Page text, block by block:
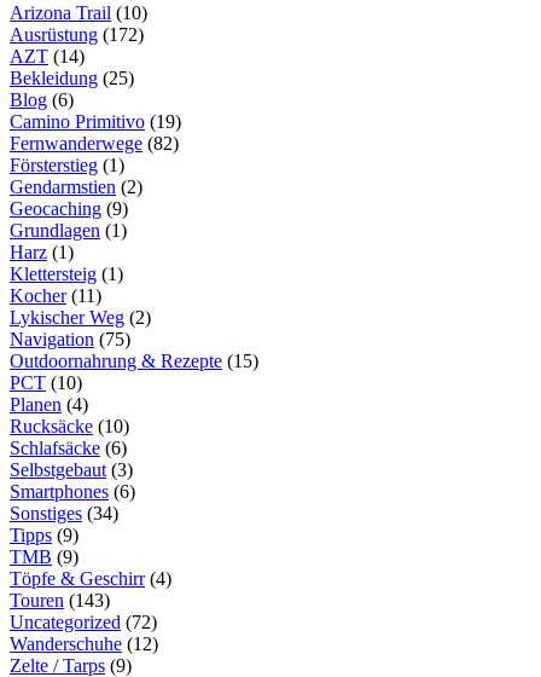
Arizona Trail (10)
Ausrüstung (172)
AZT (14)
Bekleidung (25)
Blog (6)
Camino Primitivo (19)
Fernwanderwege (82)
Försterstieg (1)
Gendarmstien (2)
Geocaching (9)
Grundlagen (1)
Harz (1)
Klettersteig (1)
Kocher(11)
Lykischer Weg (2)
Navigation (75)
Outdoornahrung & Rezepte (15)
PCT (10)
Planen (4)
Rucksäcke (10)
Schlafsäcke (6)
Selbstgebaut (3)
Smartphones (6)
Sonstiges (34)
Tipps (9)
TMB (9)
Töpfe & Geschirr(4)
Touren (143)
Uncategorized (72)
Wanderschuhe (12)
Zelte / Tarps (9)